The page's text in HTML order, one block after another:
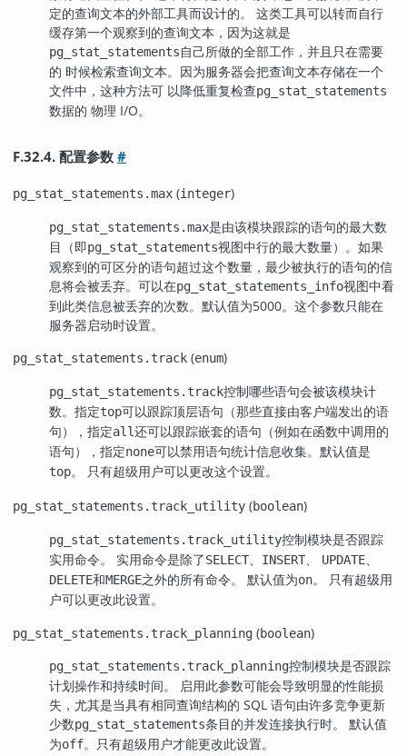
定的查询文本的外部工具而设计的。 这类工具可以转而自行
缓存第一个观察到的查询文本，因为这就是
pg_stat_statements自己所做的全部工作，并且只在需要
的 时候检索查询文本。因为服务器会把查询文本存储在一个
文件中，这种方法可 以降低重复检查pg_stat_statements
数据的 物理 I/O。
F.32.4. 配置参数#
pg_stat_statements.max (integer)
pg_stat_statements.max是由该模块跟踪的语句的最大数
目（即pg_stat_statements视图中行的最大数量）。如果
观察到的可区分的语句超过这个数量，最少被执行的语句的信
息将会被丢弃。可以在pg_stat_statements_info视图中看
到此类信息被丢弃的次数。默认值为5000。这个参数只能在
服务器启动时设置。
pg_stat_statements.track (enum)
pg_stat_statements.track控制哪些语句会被该模块计
数。指定top可以跟踪顶层语句（那些直接由客户端发出的语
句），指定all还可以跟踪嵌套的语句（例如在函数中调用的
语句），指定none可以禁用语句统计信息收集。默认值是
top。 只有超级用户可以更改这个设置。
pg_stat_statements.track_utility (boolean)
pg_stat_statements.track_utility控制模块是否跟踪
实用命令。 实用命令是除了SELECT INSERT UPDATE
DELETE和MERGE之外的所有命令。 默认值为on。 只有超级用
户可以更改此设置。
pg_stat_statements.track_planning (boolean)
pg_stat_statements.track_planning控制模块是否跟踪
计划操作和持续时间。 启用此参数可能会导致明显的性能损
失，尤其是当具有相同查询结构的 SQL 语句由许多竞争更新
少数pg_stat_statements条目的并发连接执行时。 默认值
为off。只有超级用户才能更改此设置。